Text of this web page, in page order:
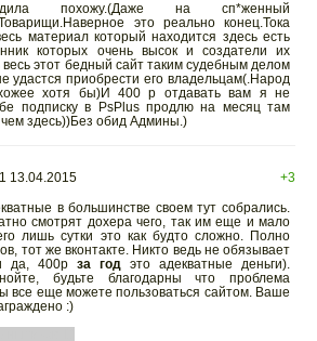
похожу.(Даже на сп*женный
это реально конец.Тока
материал который находится здесь есть
которых очень высок и создатели их
весь этот бедный сайт таким судебным делом
удастся приобрести его владельцам(.Народ
хотя бы)И 400 р отдавать вам я не
подписку в PsPlus продлю на месяц там
чем здесь))Без обид Админы.)
13.04.2015
+3
в большинстве своем тут собрались.
смотрят дохера чего, так им еще и мало
лишь сутки это как будто сложно. Полно
тот же вконтакте. Никто ведь не обязывает
да, 400р за год это адекватные деньги).
будьте благодарны что проблема
все еще можете пользоваться сайтом. Ваше
:)